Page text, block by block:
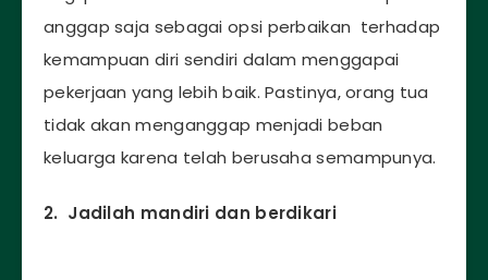
anggap saja sebagai opsi perbaikan terhadap
kemampuan diri sendiri dalam menggapai
pekerjaan yang lebih baik. Pastinya, orang tua
tidak akan menganggap menjadi beban
keluarga karena telah berusaha semampunya.
2. Jadilah mandiri dan berdikari